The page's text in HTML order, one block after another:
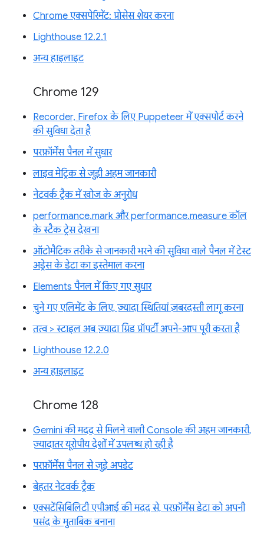
Chrome एक्सपेरिमेंट: प्रोसेस शेयर करना
Lighthouse 12.2.1
अन्य हाइलाइट
Chrome 129
Recorder, Firefox के लिए Puppeteer में एक्सपोर्ट करने
की सुविधा देता है
परफ़ॉर्मेंस पैनल में सुधार
लाइव मेट्रिक से जुड़ी अहम जानकारी
नेटवर्क ट्रैक में खोज के अनुरोध
performance.mark और performance.measure कॉल
के स्टैक ट्रेस देखना
ऑटोमैटिक तरीके से जानकारी भरने की सुविधा वाले पैनल में टेस्ट
अड्रेस के डेटा का इस्तेमाल करना
Elements पैनल में किए गए सुधार
चुने गए एलिमेंट के लिए, ज़्यादा स्थितियां ज़बरदस्ती लागू करना
तत्व > स्टाइल अब ज़्यादा ग्रिड प्रॉपर्टी अपने-आप पूरी करता है
Lighthouse 12.2.0
अन्य हाइलाइट
Chrome 128
Gemini की मदद से मिलने वाली Console की अहम जानकारी,
ज़्यादातर यूरोपीय देशों में उपलब्ध हो रही है
परफ़ॉर्मेंस पैनल से जुड़े अपडेट
बेहतर नेटवर्क ट्रैक
एक्सटेंसिबिलिटी एपीआई की मदद से, परफ़ॉर्मेंस डेटा को अपनी
पसंद के मुताबिक बनाना